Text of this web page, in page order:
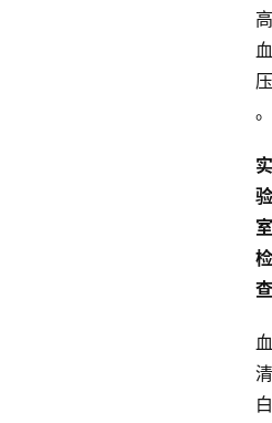
高
血
压
。
实
验
室
检
查
血
清
白